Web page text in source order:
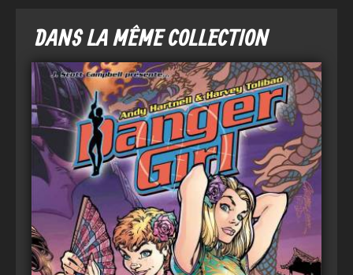
DANS LA MÊME COLLECTION